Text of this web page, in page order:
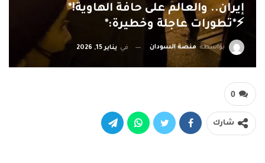
إيران.. والعالم على حافة الهاوية!*
‏⚡*تطورات عاجلة وخطيرة:*
بواسطة منصة السودان في يناير 15, 2026
0
شارك